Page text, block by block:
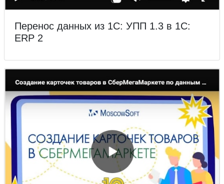
Перенос данных из 1С: УПП 1.3 в 1С:
ERP 2